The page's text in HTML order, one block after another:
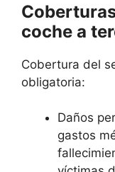
coche a
Cobertura del
obligatoria:
Daños
gastos